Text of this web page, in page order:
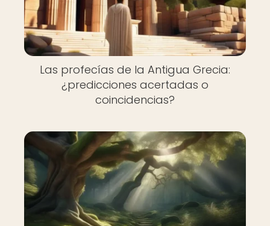
Las profecías de la Antigua Grecia:
¿predicciones acertadas o
coincidencias?